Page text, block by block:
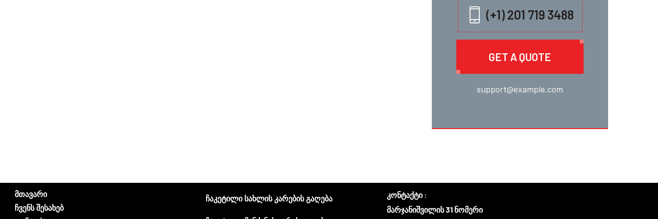
(+1) 201 719 3488
GET A QUOTE
support@example.com
მთავარი
ჩვენს შესახებ
ჩაკეტილი სახლის კარების გაღება
კონტაქტი :
მარჯანიშვილის 31 ნომერი